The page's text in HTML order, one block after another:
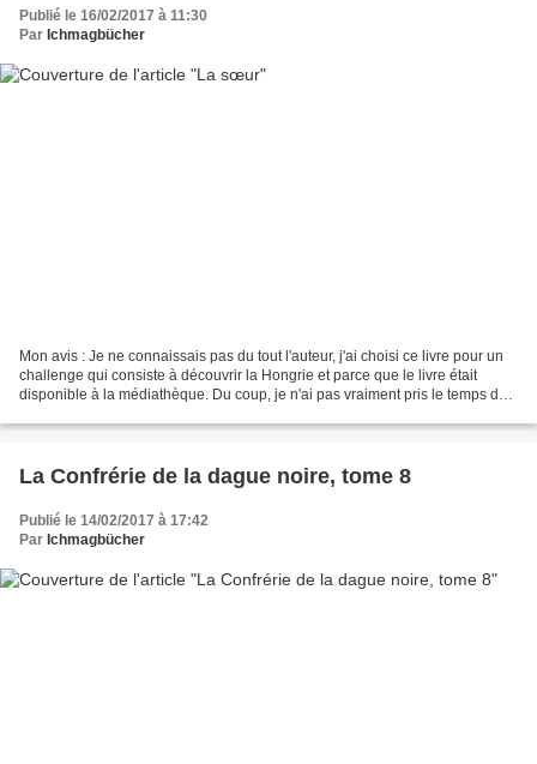
Publié le 16/02/2017 à 11:30
Par Ichmagbücher
Mon avis : Je ne connaissais pas du tout l'auteur, j'ai choisi ce livre pour un
challenge qui consiste à découvrir la Hongrie et parce que le livre était
disponible à la médiathèque. Du coup, je n'ai pas vraiment pris le temps de
La Confrérie de la dague noire, tome 8
Publié le 14/02/2017 à 17:42
Par Ichmagbücher